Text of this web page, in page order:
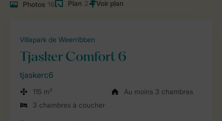
Photos 16 Plan 2
Villapark de Weerribben
Tjasker Comfort 6
tjaskerc6
115 m²
Au moins 3 chambres
3 chambres à coucher